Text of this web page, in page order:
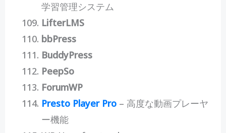
学習管理システム
LifterLMS
bbPress
BuddyPress
PeepSo
ForumWP
Presto Player Pro– 高度な動画プレーヤ
ー機能